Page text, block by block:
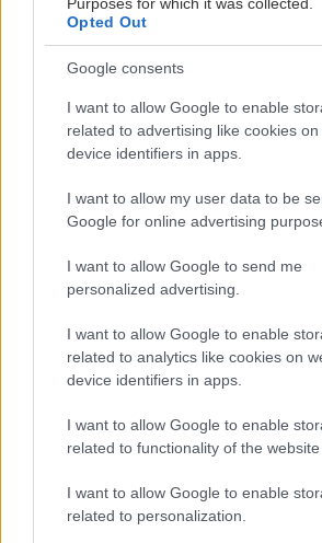
Opted Out
Google consents
I want to allow Google to enable
related to advertising like cookies
device identifiers in apps.
I want to allow my user data to be
Google for online advertising
I want to allow Google to send me
personalized advertising.
I want to allow Google to enable
related to analytics like cookies on
device identifiers in apps.
I want to allow Google to enable
related to functionality of the website
I want to allow Google to enable
related to personalization.
#ταβερνα#πετρουπολη
#παϊδακια#προβατινα
#ζυγουρι #τιτρωμε
#μπεςφοργιουγαμω ♬
Σε Θωρώ (feat. Κυριακή
Οικονομίδης
Οικογενειακό ταβερνάκι που
ξυπνήσει μνήμες από την παλιά
Παράδεισος το κάνει όπως
προσιτές τιμές κι έξτρα
αυτά προσθέσεις και τις
του έρχεται και δένει το γλυκό.
Εδώ επιβάλλεται να δοκιμάσεις
μέλι και σουσάμι,